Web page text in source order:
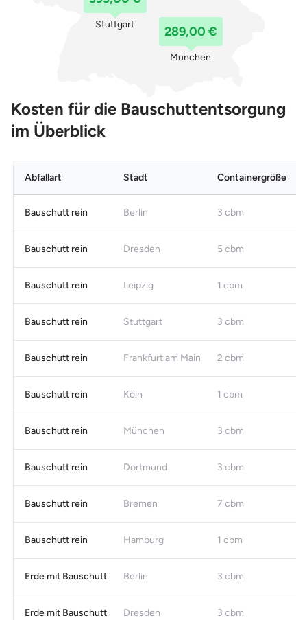
Stuttgart
München
289,00 €
Kosten für die Bauschuttentsorgung
im Überblick
Abfallart Stadt Containergröße
Bauschutt rein Berlin 3 cbm
Bauschutt rein Dresden 5 cbm
Bauschutt rein Leipzig 1 cbm
Bauschutt rein Stuttgart 3 cbm
Bauschutt rein Frankfurt am Main 2 cbm
Bauschutt rein Köln 1 cbm
Bauschutt rein München 3 cbm
Bauschutt rein Dortmund 3 cbm
Bauschutt rein Bremen 7 cbm
Bauschutt rein Hamburg 1 cbm
Erde mit Bauschutt Berlin 3 cbm
Erde mit Bauschutt Dresden 3 cbm